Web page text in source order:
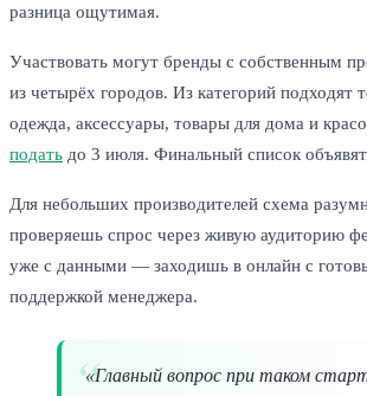
разница ощутимая.
Участвовать могут бренды с собственным
из четырёх городов. Из категорий подходят
одежда, аксессуары, товары для дома и
подать до 3 июля. Финальный список
Для небольших производителей схема
проверяешь спрос через живую аудиторию
уже с данными — заходишь в онлайн с
поддержкой менеджера.
«Главный вопрос при таком